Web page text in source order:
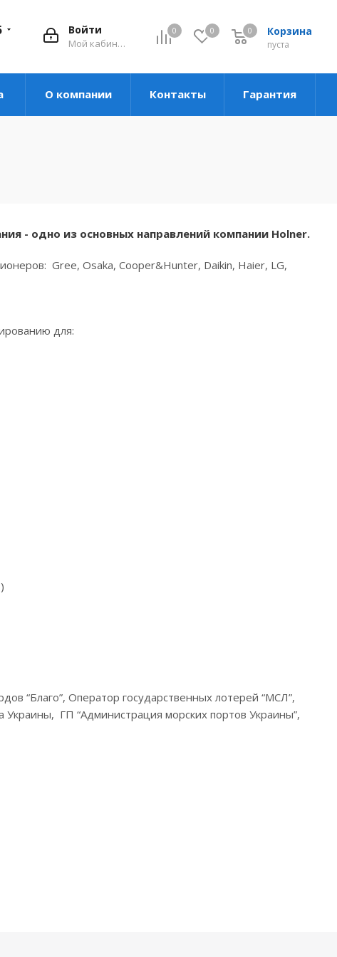
0 0 Корзина
пуста
0
Войти
Мой кабинет
О компании Контакты Гарантия
- одно из основных направлений компании Holner.
Gree, Osaka, Cooper&Hunter, Daikin, Haier, LG,
для:
“Благо”, Оператор государственных лотерей “МСЛ”,
ГП “Администрация морских портов Украины”,